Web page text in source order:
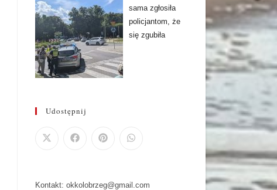
sama zgłosiła
policjantom, że
się zgubiła
Udostępnij
Kontakt: okkolobrzeg@gmail.com